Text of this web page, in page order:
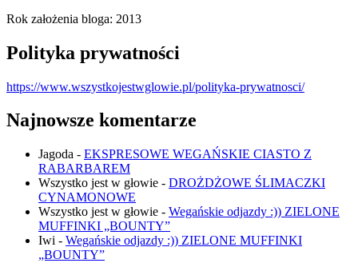
Rok założenia bloga: 2013
Polityka prywatności
https://www.wszystkojestwglowie.pl/polityka-prywatnosci/
Najnowsze komentarze
Jagoda - EKSPRESOWE WEGAŃSKIE CIASTO Z
RABARBAREM
Wszystko jest w głowie - DROŻDŻOWE ŚLIMACZKI
CYNAMONOWE
Wszystko jest w głowie - Wegańskie odjazdy :)) ZIELONE
MUFFINKI „BOUNTY”
Iwi - Wegańskie odjazdy :)) ZIELONE MUFFINKI
„BOUNTY”